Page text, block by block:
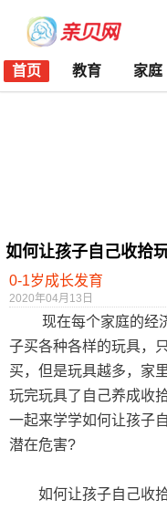
首页 教育 家庭
如何让孩子自己收拾
0-1岁成长发育
2020年04月13日
现在每个家庭的经济
子买各种各样的玩具，
买，但是玩具越多，家
玩完玩具了自己养成收
一起来学学如何让孩子
潜在危害?
如何让孩子自己收拾